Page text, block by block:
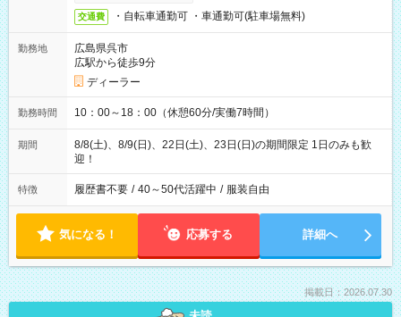
交通費 ・自転車通勤可 ・車通勤可(駐車場無料)
勤務地
広島県呉市
広駅から徒歩9分
ディーラー
勤務時間 10：00～18：00（休憩60分/実働7時間）
期間
8/8(土)、8/9(日)、22日(土)、23日(日)の期間限定 1日のみも歓
迎！
特徴 履歴書不要 / 40～50代活躍中 / 服装自由
気になる！ 応募する 詳細へ
掲載日：2026.07.30